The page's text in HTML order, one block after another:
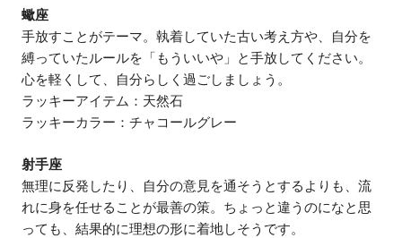
蠍座
手放すことがテーマ。執着していた古い考え方や、自分を
縛っていたルールを「もういいや」と手放してください。
心を軽くして、自分らしく過ごしましょう。
ラッキーアイテム：天然石
ラッキーカラー：チャコールグレー
射手座
無理に反発したり、自分の意見を通そうとするよりも、流
れに身を任せることが最善の策。ちょっと違うのになと思
っても、結果的に理想の形に着地しそうです。